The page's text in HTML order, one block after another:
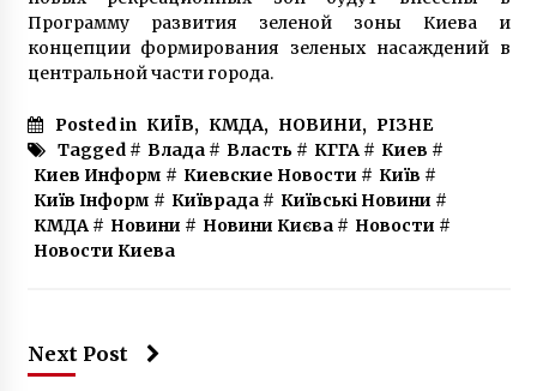
Программу развития зеленой зоны Киева и
концепции формирования зеленых насаждений в
центральной части города.
Posted in КИЇВ, КМДА, НОВИНИ, РІЗНЕ
Tagged # Влада# Власть# КГГА# Киев #
Киев Информ # Киевские Новости # Київ #
Київ Інформ # Київрада# Київські Новини #
КМДА# Новини # Новини Києва# Новости #
Новости Киева
Next Post